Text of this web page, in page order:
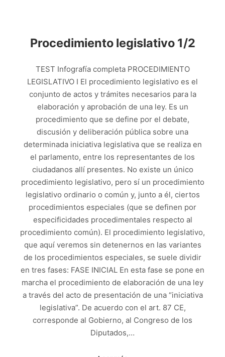
Procedimiento legislativo 1/2
TEST Infografía completa PROCEDIMIENTO
LEGISLATIVO I El procedimiento legislativo es el
conjunto de actos y trámites necesarios para la
elaboración y aprobación de una ley. Es un
procedimiento que se define por el debate,
discusión y deliberación pública sobre una
determinada iniciativa legislativa que se realiza en
el parlamento, entre los representantes de los
ciudadanos allí presentes. No existe un único
procedimiento legislativo, pero sí un procedimiento
legislativo ordinario o común y, junto a él, ciertos
procedimientos especiales (que se definen por
especificidades procedimentales respecto al
procedimiento común). El procedimiento legislativo,
que aquí veremos sin detenernos en las variantes
de los procedimientos especiales, se suele dividir
en tres fases: FASE INICIAL En esta fase se pone en
marcha el procedimiento de elaboración de una ley
a través del acto de presentación de una “iniciativa
legislativa”. De acuerdo con el art. 87 CE,
corresponde al Gobierno, al Congreso de los
Diputados,…